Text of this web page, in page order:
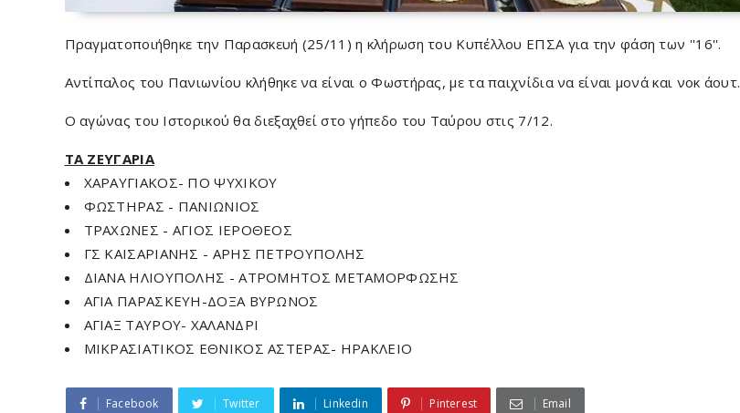
Πραγματοποιήθηκε την Παρασκευή (25/11) η κλήρωση του Κυπέλλου ΕΠΣΑ για την φάση των ''16''.
Αντίπαλος του Πανιωνίου κλήθηκε να είναι ο Φωστήρας, με τα παιχνίδια να είναι μονά και νοκ άουτ.
Ο αγώνας του Ιστορικού θα διεξαχθεί στο γήπεδο του Ταύρου στις 7/12.
ΤΑ ΖΕΥΓΑΡΙΑ
ΧΑΡΑΥΓΙΑΚΟΣ- ΠΟ ΨΥΧΙΚΟΥ
ΦΩΣΤΗΡΑΣ - ΠΑΝΙΩΝΙΟΣ
ΤΡΑΧΩΝΕΣ - ΑΓΙΟΣ ΙΕΡΟΘΕΟΣ
ΓΣ ΚΑΙΣΑΡΙΑΝΗΣ - ΑΡΗΣ ΠΕΤΡΟΥΠΟΛΗΣ
ΔΙΑΝΑ ΗΛΙΟΥΠΟΛΗΣ - ΑΤΡΟΜΗΤΟΣ ΜΕΤΑΜΟΡΦΩΣΗΣ
ΑΓΙΑ ΠΑΡΑΣΚΕΥΗ-ΔΟΞΑ ΒΥΡΩΝΟΣ
ΑΓΙΑΞ ΤΑΥΡΟΥ- ΧΑΛΑΝΔΡΙ
ΜΙΚΡΑΣΙΑΤΙΚΟΣ ΕΘΝΙΚΟΣ ΑΣΤΕΡΑΣ- ΗΡΑΚΛΕΙΟ
Facebook Twitter Linkedin Pinterest Email